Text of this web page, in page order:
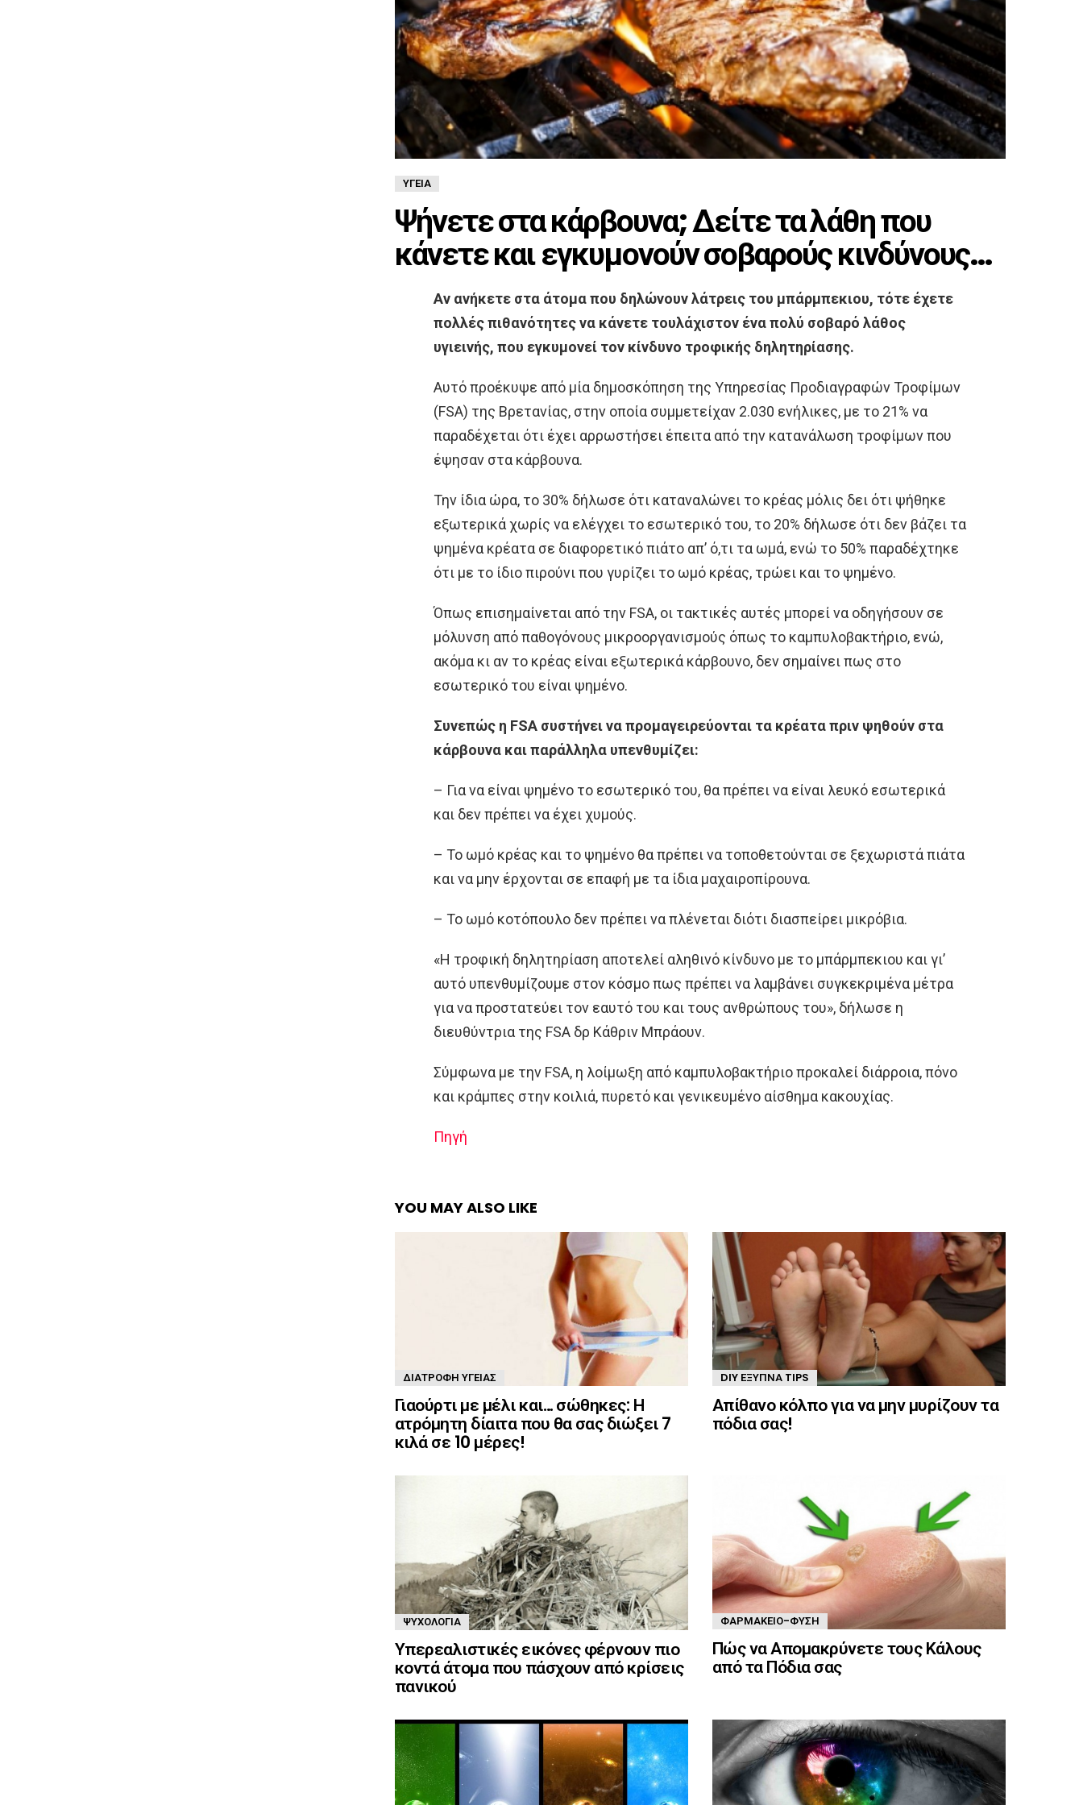
ΥΓΕΊΑ
Ψήνετε στα κάρβουνα; Δείτε τα λάθη που
κάνετε και εγκυμονούν σοβαρούς κινδύνους…
Αν ανήκετε στα άτομα που δηλώνουν λάτρεις του μπάρμπεκιου, τότε έχετε
πολλές πιθανότητες να κάνετε τουλάχιστον ένα πολύ σοβαρό λάθος
υγιεινής, που εγκυμονεί τον κίνδυνο τροφικής δηλητηρίασης.
Αυτό προέκυψε από μία δημοσκόπηση της Υπηρεσίας Προδιαγραφών Τροφίμων
(FSA) της Βρετανίας, στην οποία συμμετείχαν 2.030 ενήλικες, με το 21% να
παραδέχεται ότι έχει αρρωστήσει έπειτα από την κατανάλωση τροφίμων που
έψησαν στα κάρβουνα.
Την ίδια ώρα, το 30% δήλωσε ότι καταναλώνει το κρέας μόλις δει ότι ψήθηκε
εξωτερικά χωρίς να ελέγχει το εσωτερικό του, το 20% δήλωσε ότι δεν βάζει τα
ψημένα κρέατα σε διαφορετικό πιάτο απ’ ό,τι τα ωμά, ενώ το 50% παραδέχτηκε
ότι με το ίδιο πιρούνι που γυρίζει το ωμό κρέας, τρώει και το ψημένο.
Όπως επισημαίνεται από την FSA, οι τακτικές αυτές μπορεί να οδηγήσουν σε
μόλυνση από παθογόνους μικροοργανισμούς όπως το καμπυλοβακτήριο, ενώ,
ακόμα κι αν το κρέας είναι εξωτερικά κάρβουνο, δεν σημαίνει πως στο
εσωτερικό του είναι ψημένο.
Συνεπώς η FSA συστήνει να προμαγειρεύονται τα κρέατα πριν ψηθούν στα
κάρβουνα και παράλληλα υπενθυμίζει:
– Για να είναι ψημένο το εσωτερικό του, θα πρέπει να είναι λευκό εσωτερικά
και δεν πρέπει να έχει χυμούς.
– Το ωμό κρέας και το ψημένο θα πρέπει να τοποθετούνται σε ξεχωριστά πιάτα
και να μην έρχονται σε επαφή με τα ίδια μαχαιροπίρουνα.
– Το ωμό κοτόπουλο δεν πρέπει να πλένεται διότι διασπείρει μικρόβια.
«Η τροφική δηλητηρίαση αποτελεί αληθινό κίνδυνο με το μπάρμπεκιου και γι’
αυτό υπενθυμίζουμε στον κόσμο πως πρέπει να λαμβάνει συγκεκριμένα μέτρα
για να προστατεύει τον εαυτό του και τους ανθρώπους του», δήλωσε η
διευθύντρια της FSA δρ Κάθριν Μπράουν.
Σύμφωνα με την FSA, η λοίμωξη από καμπυλοβακτήριο προκαλεί διάρροια, πόνο
και κράμπες στην κοιλιά, πυρετό και γενικευμένο αίσθημα κακουχίας.
Πηγή
YOU MAY ALSO LIKE
ΔΙΑΤΡΟΦΉ ΥΓΕΊΑΣ
Γιαούρτι με μέλι και… σώθηκες: Η
ατρόμητη δίαιτα που θα σας διώξει 7
κιλά σε 10 μέρες!
DIY ΈΞΥΠΝΑ TIPS
Απίθανο κόλπο για να μην μυρίζουν τα
πόδια σας!
ΨΥΧΟΛΟΓΊΑ
Υπερεαλιστικές εικόνες φέρνουν πιο
κοντά άτομα που πάσχουν από κρίσεις
πανικού
ΦΑΡΜΑΚΕΊΟ-ΦΎΣΗ
Πώς να Απομακρύνετε τους Κάλους
από τα Πόδια σας